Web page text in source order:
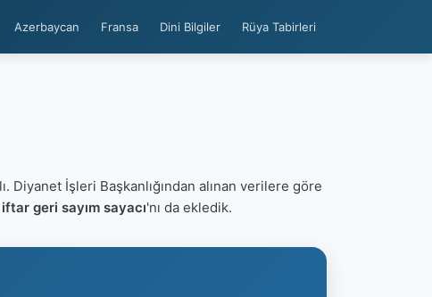
Azerbaycan Fransa Dini Bilgiler Rüya Tabirleri
Diyanet İşleri Başkanlığından alınan verilere göre
iftar geri sayım sayacı'nı da ekledik.